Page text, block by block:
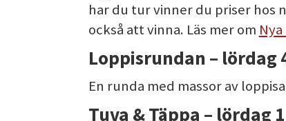
har du tur vinner du priser hos
också att vinna. Läs mer om
Loppisrundan – lördag
En runda med massor av
Tuva & Täppa – lördag